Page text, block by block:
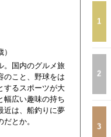
。国内のグルメ旅
のこと、野球をは
するスポーツが大
幅広い趣味の持ち
近は、船釣りに夢
だとか。
1
2
3